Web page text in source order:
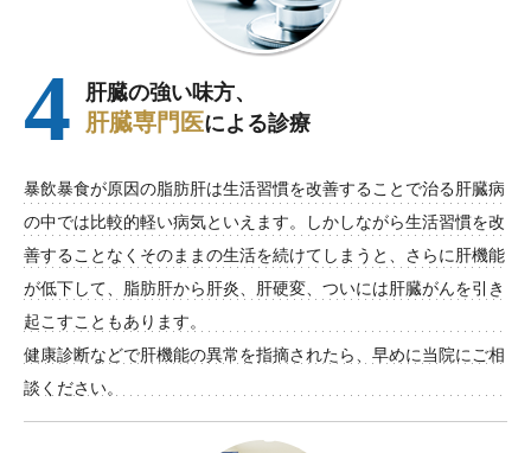
4 肝臓の強い味方、
肝臓専門医による診療
暴飲暴食が原因の脂肪肝は生活習慣を改善することで治る肝臓病
の中では比較的軽い病気といえます。しかしながら生活習慣を改
善することなくそのままの生活を続けてしまうと、さらに肝機能
が低下して、脂肪肝から肝炎、肝硬変、ついには肝臓がんを引き
起こすこともあります。
健康診断などで肝機能の異常を指摘されたら、早めに当院にご相
談ください。